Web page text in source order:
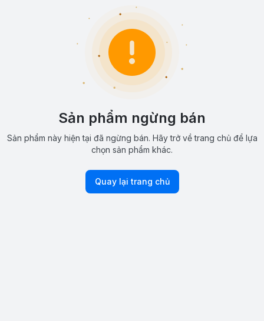
Sản phẩm ngừng bán
Sản phẩm này hiện tại đã ngừng bán. Hãy trở về trang chủ để lựa
chọn sản phẩm khác.
Quay lại trang chủ